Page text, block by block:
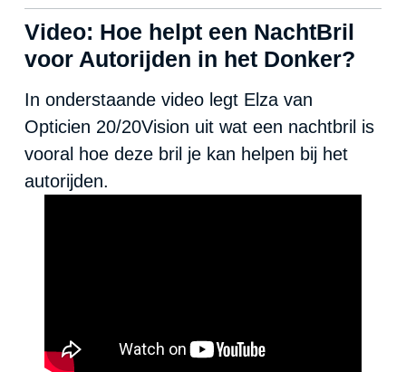
Video: Hoe helpt een NachtBril
voor Autorijden in het Donker?
In onderstaande video legt Elza van
Opticien 20/20Vision uit wat een nachtbril is
vooral hoe deze bril je kan helpen bij het
autorijden.